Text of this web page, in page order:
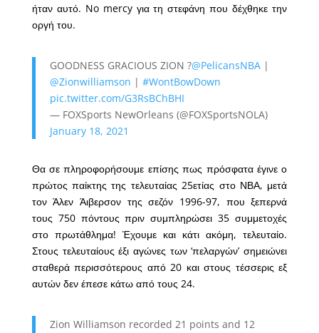
ήταν αυτό. No mercy για τη στεφάνη που δέχθηκε την
οργή του.
GOODNESS GRACIOUS ZION ?@PelicansNBA|
@Zionwilliamson | #WontBowDown
pic.twitter.com/G3RsBChBHI
— FOXSports NewOrleans (@FOXSportsNOLA)
January 18, 2021
Θα σε πληροφορήσουμε επίσης πως πρόσφατα έγινε ο
πρώτος παίκτης της τελευταίας 25ετίας στο ΝΒΑ, μετά
τον Άλεν Άιβερσον της σεζόν 1996-97, που ξεπερνά
τους 750 πόντους πριν συμπληρώσει 35 συμμετοχές
στο πρωτάθλημα! Έχουμε και κάτι ακόμη, τελευταίο.
Στους τελευταίους έξι αγώνες των ‘πελαργών’ σημειώνει
σταθερά περισσότερους από 20 και στους τέσσερις εξ
αυτών δεν έπεσε κάτω από τους 24.
Zion Williamson recorded 21 points and 12